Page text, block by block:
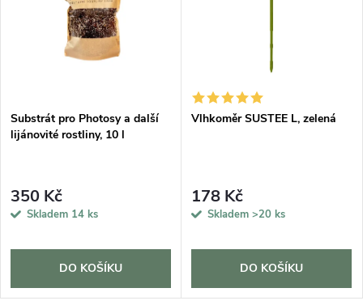
Substrát pro Photosy a další
lijánovité rostliny, 10 l
350 Kč
Skladem 14 ks
DO KOŠÍKU
Vlhkoměr SUSTEE L, zelená
178 Kč
Skladem >20 ks
DO KOŠÍKU